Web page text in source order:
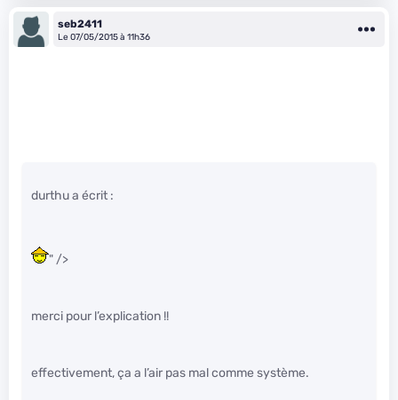
seb2411
Le 07/05/2015 à 11h36
durthu a écrit :
" />
merci pour l’explication !!
effectivement, ça a l’air pas mal comme système.